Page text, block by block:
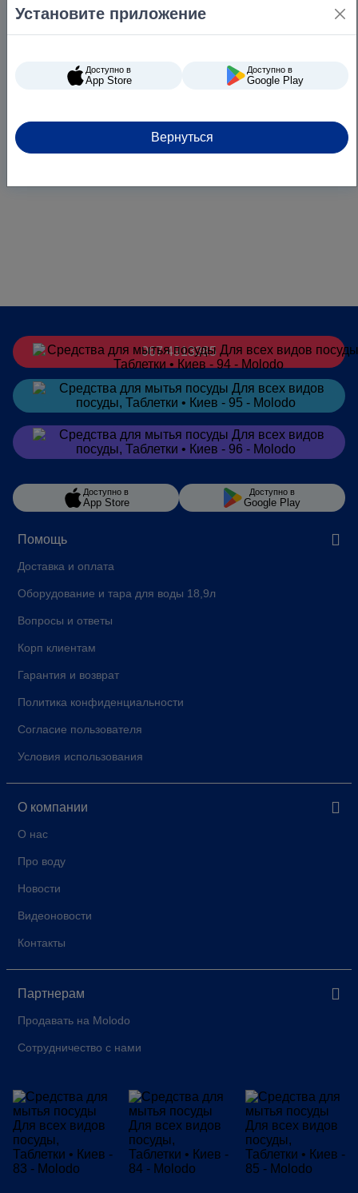
Помощь
Доставка и оплата
Оборудование и тара для воды 18,9л
Вопросы и ответы
Корп клиентам
Гарантия и возврат
Политика конфиденциальности
Согласие пользователя
Условия использования
О компании
О нас
Про воду
Новости
Видеоновости
Контакты
Партнерам
Продавать на Molodo
Сотрудничество с нами
067 4913385
Заказатьв Telegram
Заказатьв Viber
Доступно в
App Store
Доступно в
Google Play
Установите приложение
Доступно в
App Store
Доступно в
Google Play
Вернуться